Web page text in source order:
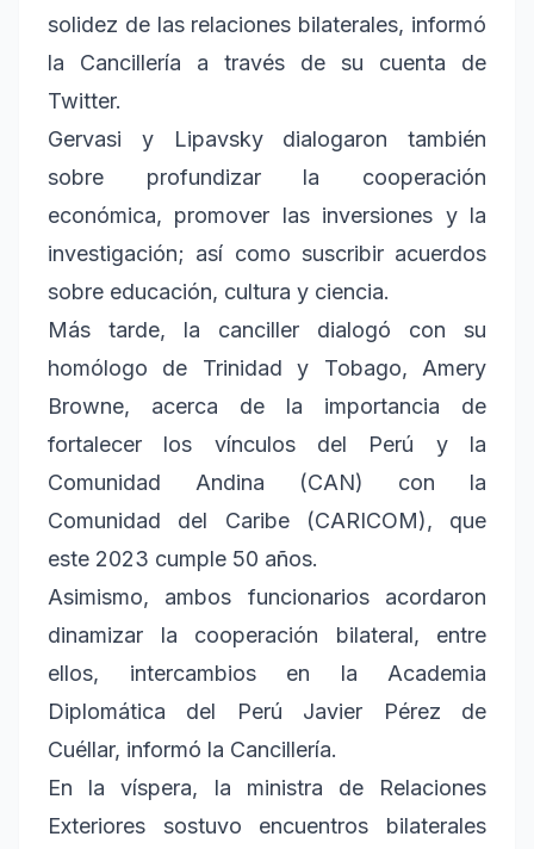
solidez de las relaciones bilaterales, informó
la Cancillería a través de su cuenta de
Twitter.
Gervasi y Lipavsky dialogaron también
sobre profundizar la cooperación
económica, promover las inversiones y la
investigación; así como suscribir acuerdos
sobre educación, cultura y ciencia.
Más tarde, la canciller dialogó con su
homólogo de Trinidad y Tobago, Amery
Browne, acerca de la importancia de
fortalecer los vínculos del Perú y la
Comunidad Andina (CAN) con la
Comunidad del Caribe (CARICOM), que
este 2023 cumple 50 años.
Asimismo, ambos funcionarios acordaron
dinamizar la cooperación bilateral, entre
ellos, intercambios en la Academia
Diplomática del Perú Javier Pérez de
Cuéllar, informó la Cancillería.
En la víspera, la ministra de Relaciones
Exteriores sostuvo encuentros bilaterales